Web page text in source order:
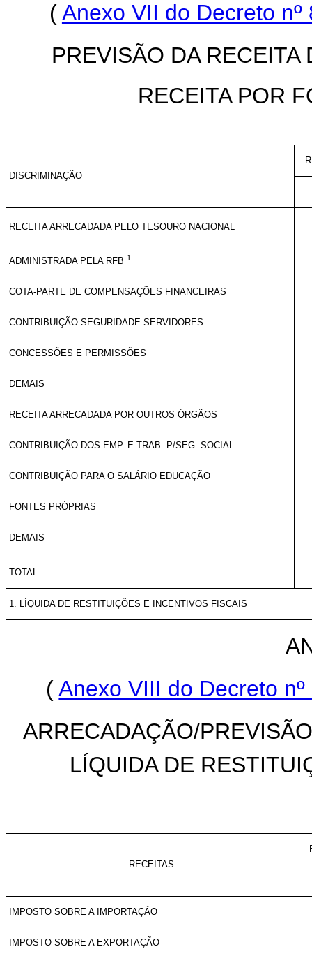
(Anexo VII do Decreto
PREVISÃO DA
RECEITA POR
DISCRIMINAÇÃO
RECEITA ARRECADADA PELO TESOURO NACIONAL
ADMINISTRADA PELA RFB 1
COTA-PARTE DE COMPENSAÇÕES FINANCEIRAS
CONTRIBUIÇÃO SEGURIDADE SERVIDORES
CONCESSÕES E PERMISSÕES
DEMAIS
RECEITA ARRECADADA POR OUTROS ÓRGÃOS
CONTRIBUIÇÃO DOS EMP. E TRAB. P/SEG. SOCIAL
CONTRIBUIÇÃO PARA O SALÁRIO EDUCAÇÃO
FONTES PRÓPRIAS
DEMAIS
TOTAL
1. LÍQUIDA DE RESTITUIÇÕES E INCENTIVOS FISCAIS
(Anexo VIII do Decreto
ARRECADAÇÃO/
LÍQUIDA DE
RECEITAS
IMPOSTO SOBRE A IMPORTAÇÃO
IMPOSTO SOBRE A EXPORTAÇÃO